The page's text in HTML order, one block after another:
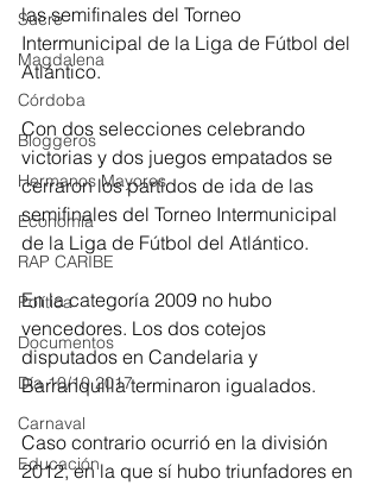
Sucre
Magdalena
Córdoba
Bloggeros
Hermanos Mayores
Economía
RAP CARIBE
Política
Documentos
Día 10/10 2017
Carnaval
Educación
las semifinales del Torneo
Intermunicipal de la Liga de Fútbol del
Atlántico.
Con dos selecciones celebrando
victorias y dos juegos empatados se
cerraron los partidos de ida de las
semifinales del Torneo Intermunicipal
de la Liga de Fútbol del Atlántico.
En la categoría 2009 no hubo
vencedores. Los dos cotejos
disputados en Candelaria y
Barranquilla terminaron igualados.
Caso contrario ocurrió en la división
2012, en la que sí hubo triunfadores en